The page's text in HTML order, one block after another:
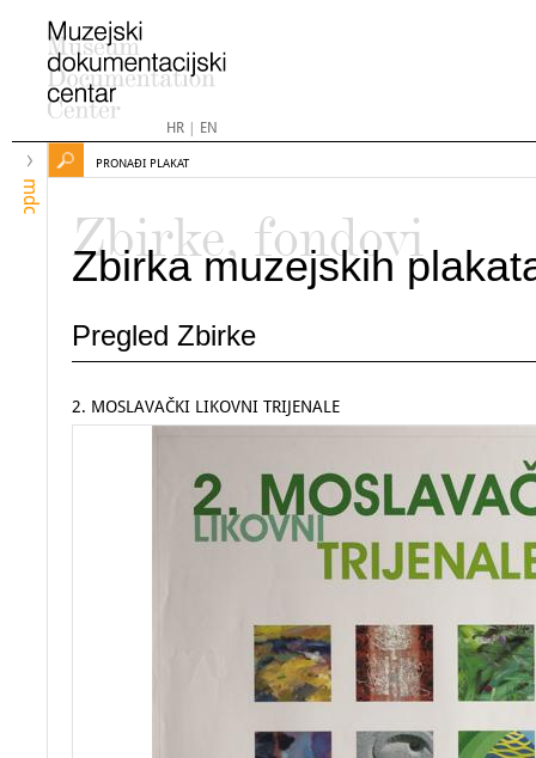
HR| EN
mdc
PRONAĐI PLAKAT
Zbirke, fondovi
Zbirka muzejskih
Pregled Zbirke
2. MOSLAVAČKI LIKOVNI TRIJENALE